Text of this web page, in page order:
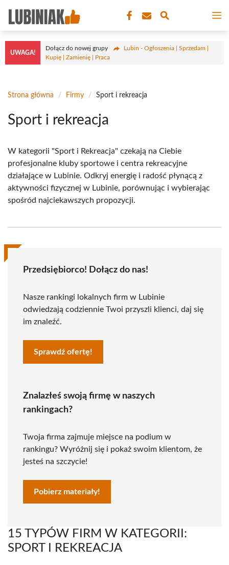
treści
UWAGA!
Dołącz do nowej grupy
Lubin - Ogłoszenia | Sprzedam |
Kupię | Zamienię | Praca
Strona główna / Firmy / Sport i rekreacja
Sport i rekreacja
W kategorii "Sport i Rekreacja" czekają na Ciebie
profesjonalne kluby sportowe i centra rekreacyjne
działające w Lubinie. Odkryj energię i radość płynącą z
aktywności fizycznej w Lubinie, porównując i wybierając
spośród najciekawszych propozycji.
Przedsiębiorco! Dołącz do nas!
Nasze rankingi lokalnych firm w Lubinie
odwiedzają codziennie Twoi przyszli klienci, daj się
im znaleźć.
Sprawdź ofertę!
Znalazłeś swoją firmę w naszych
rankingach?
Twoja firma zajmuje miejsce na podium w
rankingu? Wyróżnij się i pokaż swoim klientom, że
jesteś na szczycie!
Pobierz materiały!
15 TYPÓW FIRM W KATEGORII:
SPORT I REKREACJA